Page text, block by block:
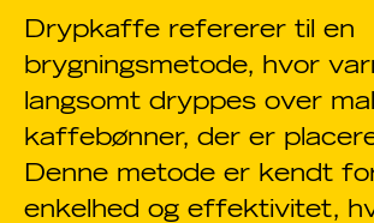
Drypkaffe refererer til en
brygningsmetode, hvor
langsomt dryppes over
kaffebønner, der er
Denne metode er kendt
enkelhed og effektivitet,